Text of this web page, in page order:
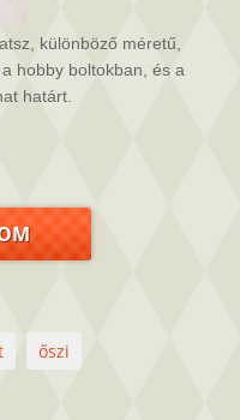
különböző méretű,
hobby boltokban, és a
határt.
őszi